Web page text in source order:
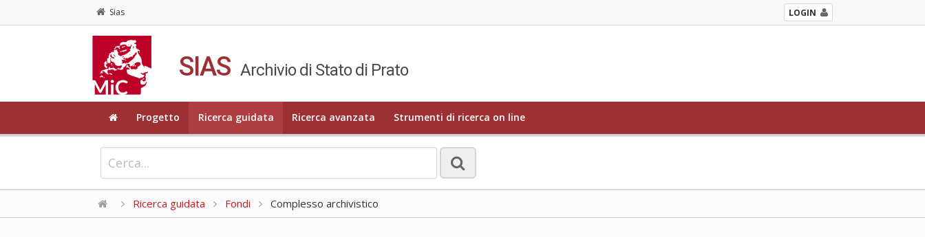
Sias LOGIN
SIAS Archivio di Stato di Prato
Progetto Ricerca guidata Ricerca avanzata Strumenti di ricerca on line
Ricerca guidata Fondi Complesso archivistico